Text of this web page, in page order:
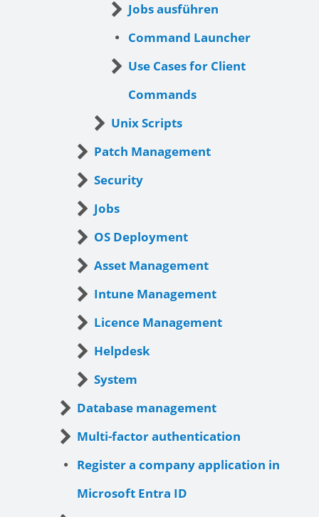
Jobs ausführen
Command Launcher
Use Cases for Client
Commands
Unix Scripts
Patch Management
Security
Jobs
OS Deployment
Asset Management
Intune Management
Licence Management
Helpdesk
System
Database management
Multi-factor authentication
Register a company application in
Microsoft Entra ID